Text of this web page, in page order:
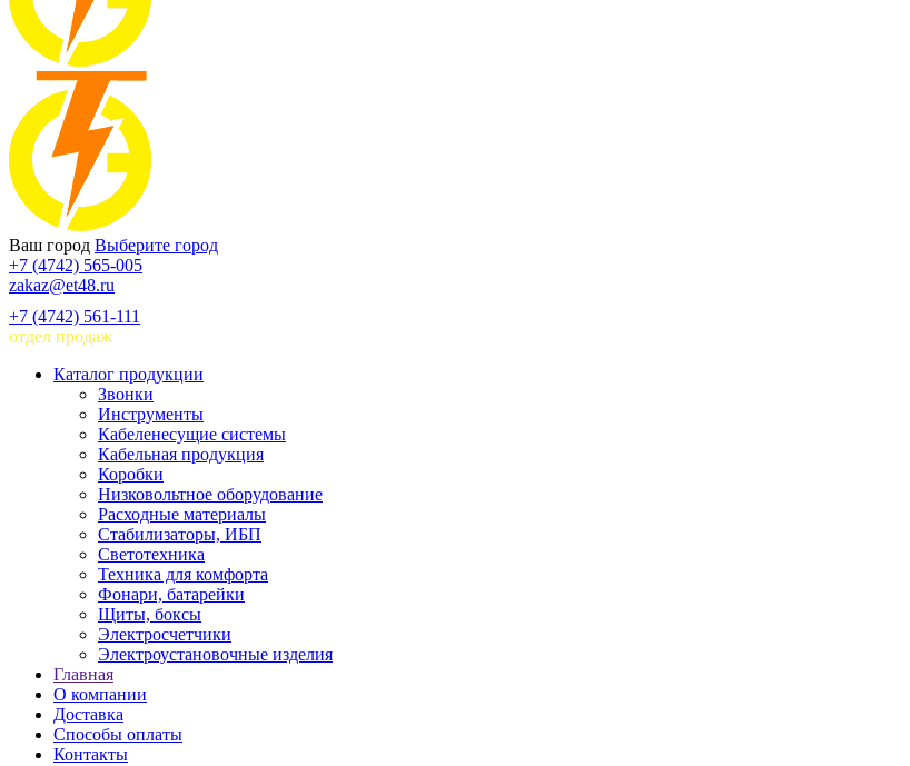
Ваш город Выберите город
+7 (4742) 565-005
zakaz@et48.ru
+7 (4742) 561-111
отдел продаж
Каталог продукции
Звонки
Инструменты
Кабеленесущие системы
Кабельная продукция
Коробки
Низковольтное оборудование
Расходные материалы
Стабилизаторы, ИБП
Светотехника
Техника для комфорта
Фонари, батарейки
Щиты, боксы
Электросчетчики
Электроустановочные изделия
Главная
О компании
Доставка
Способы оплаты
Контакты